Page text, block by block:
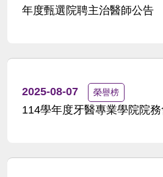
年度甄選院聘主治醫師公告
2025-08-07 榮譽榜
114學年度牙醫專業學院院